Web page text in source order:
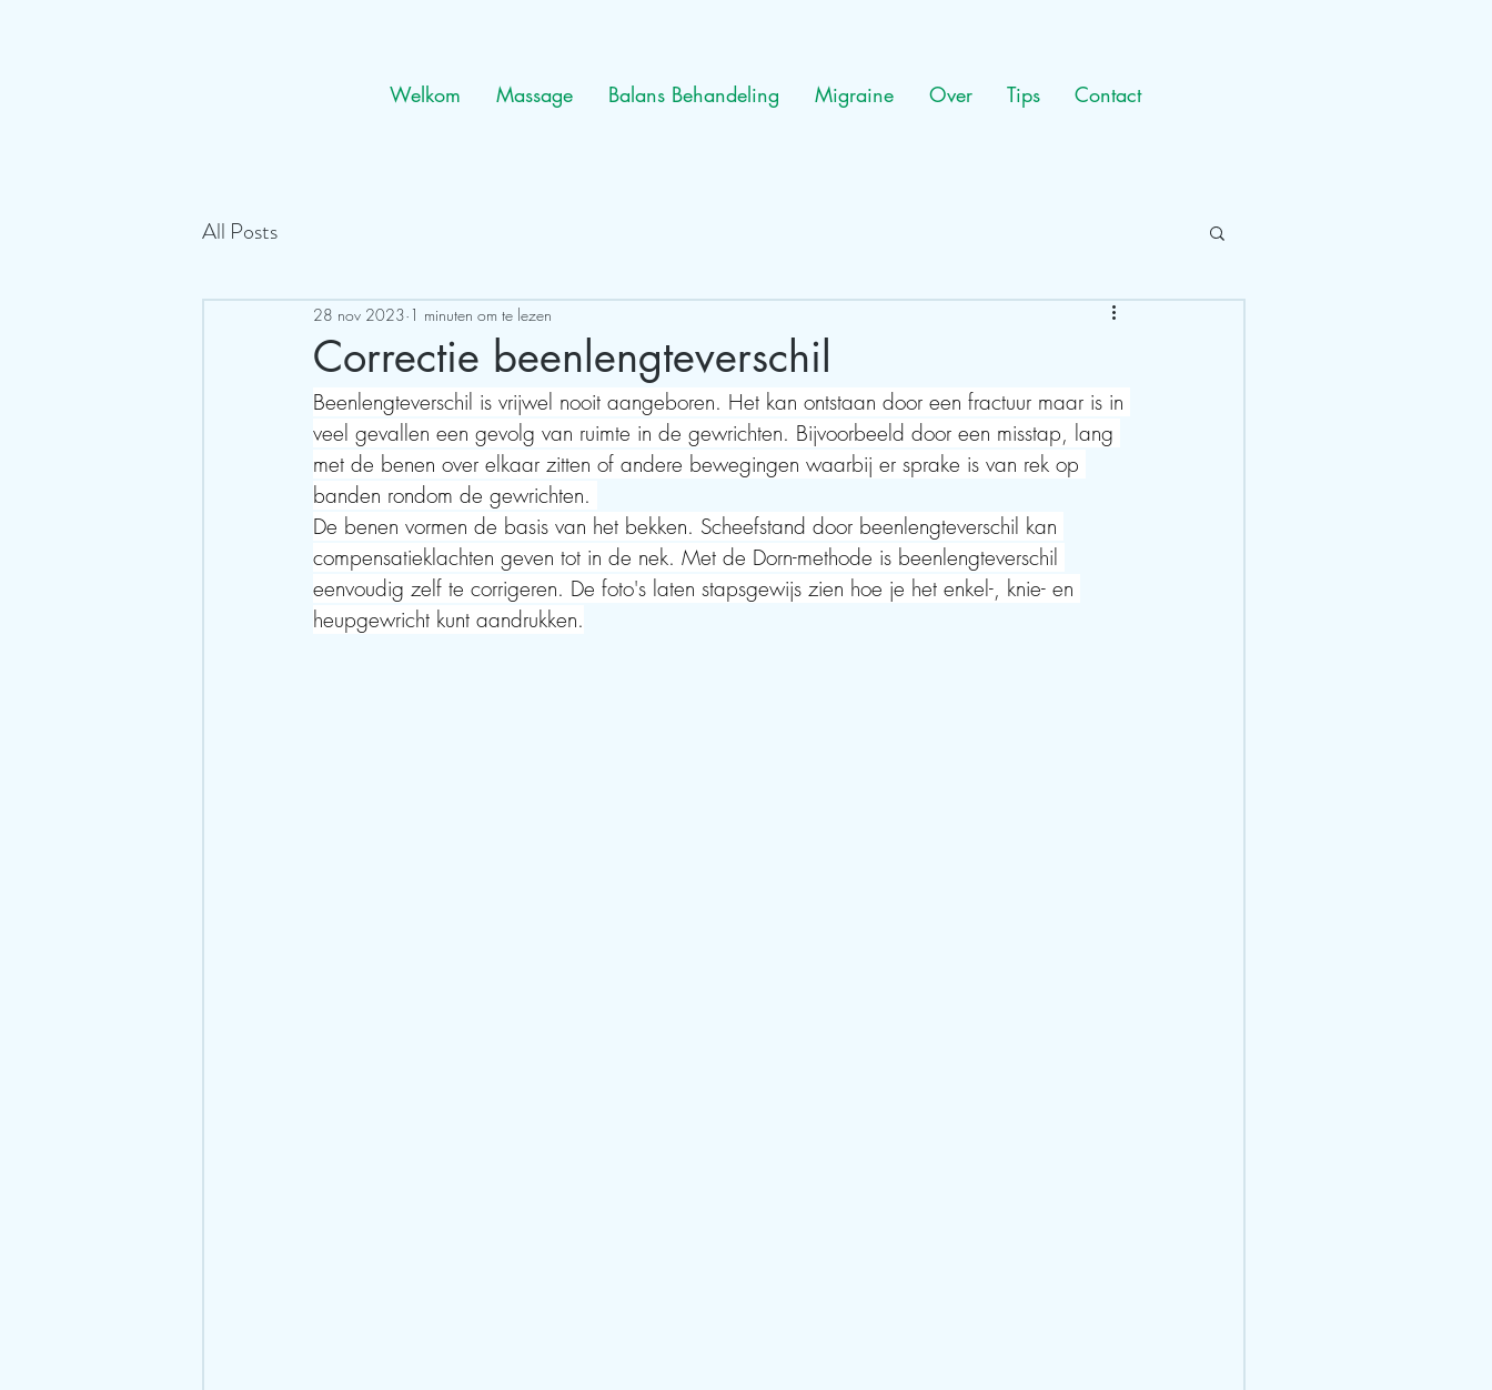
Welkom Massage Balans Behandeling Migraine Over Tips Contact
All Posts
Correctie beenlengteverschil
28 nov 2023 1 minuten om te lezen
Beenlengteverschil is vrijwel nooit aangeboren. Het kan ontstaan door een fractuur maar is in
veel gevallen een gevolg van ruimte in de gewrichten. Bijvoorbeeld door een misstap, lang
met de benen over elkaar zitten of andere bewegingen waarbij er sprake is van rek op
banden rondom de gewrichten.
De benen vormen de basis van het bekken. Scheefstand door beenlengteverschil kan
compensatieklachten geven tot in de nek. Met de Dorn-methode is beenlengteverschil
eenvoudig zelf te corrigeren. De foto's laten stapsgewijs zien hoe je het enkel-, knie- en
heupgewricht kunt aandrukken.